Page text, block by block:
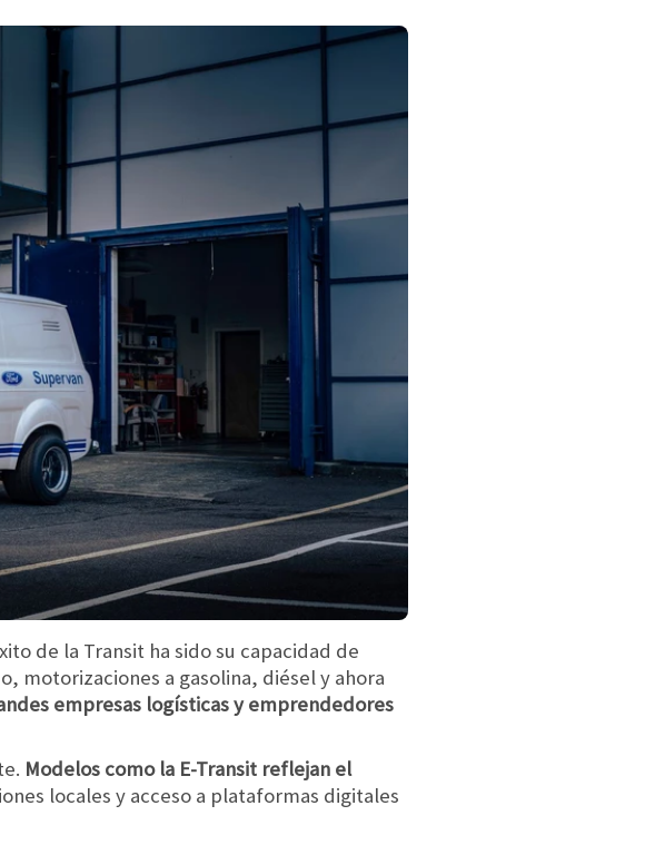
de la Transit ha sido su capacidad de
motorizaciones a gasolina, diésel y ahora
empresas logísticas y emprendedores
Modelos como la E-Transit reflejan el
locales y acceso a plataformas digitales